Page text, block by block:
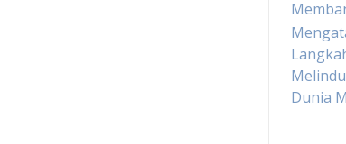
Dunia